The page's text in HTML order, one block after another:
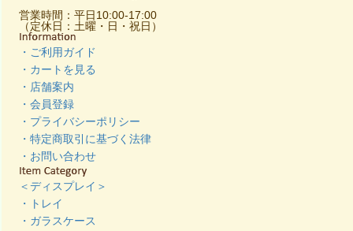
営業時間：平日10:00-17:00
（定休日：土曜・日・祝日）
・ご利用ガイド
・カートを見る
・店舗案内
・会員登録
・プライバシーポリシー
・特定商取引に基づく法律
・お問い合わせ
＜ディスプレイ＞
・トレイ
・ガラスケース